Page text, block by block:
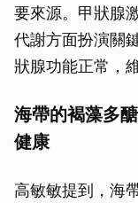
要來源。甲狀腺
代謝方面扮演關
狀腺功能正常，
海帶的褐藻多
健康
高敏敏提到，海